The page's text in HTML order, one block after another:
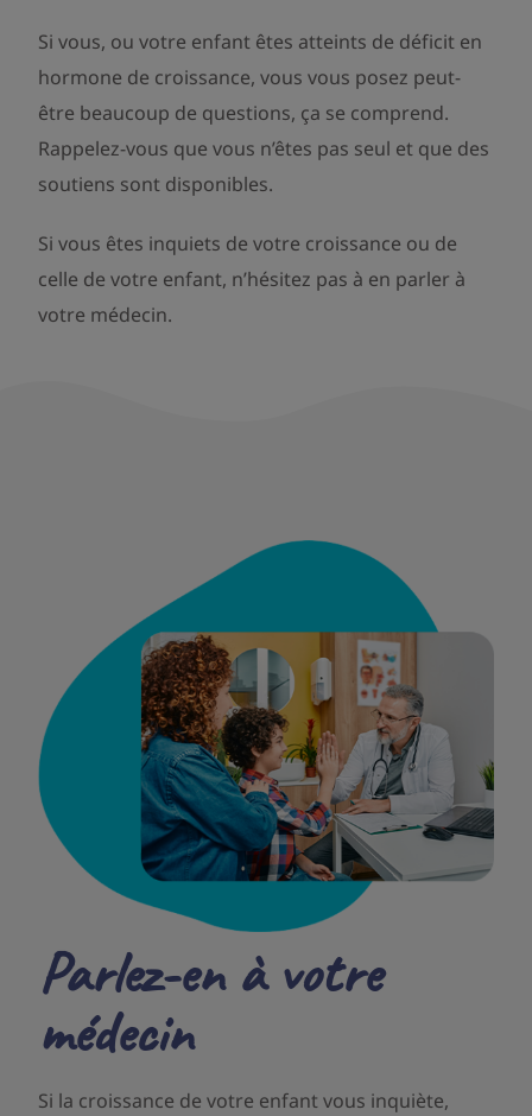
Si vous, ou votre enfant êtes atteints de déficit en
hormone de croissance, vous vous posez peut-
être beaucoup de questions, ça se comprend.
Rappelez-vous que vous n’êtes pas seul et que des
soutiens sont disponibles.
Si vous êtes inquiets de votre croissance ou de
celle de votre enfant, n’hésitez pas à en parler à
votre médecin.
Parlez-en à votre
médecin
Si la croissance de votre enfant vous inquiète,